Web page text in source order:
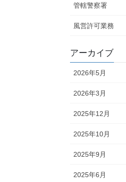
管轄警察署
風営許可業務
アーカイブ
2026年5月
2026年3月
2025年12月
2025年10月
2025年9月
2025年6月